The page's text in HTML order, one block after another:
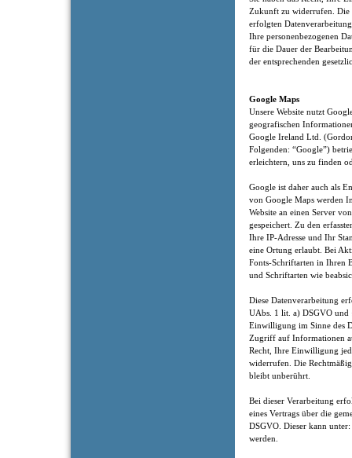
Zukunft zu widerrufen. Die
erfolgten
Ihre personenbezogenen
für die Dauer der
der entsprechenden
Google Maps
Unsere Website nutzt
geografischen
Google Ireland Ltd.
Folgenden: “Google”)
erleichtern, uns zu finden
Google ist daher auch als
von Google Maps werden
Website an einen Server
gespeichert. Zu den
Ihre IP-Adresse und Ihr
eine Ortung erlaubt. Bei
Fonts-Schriftarten in Ihren
und Schriftarten wie
Diese Datenverarbeitung
UAbs. 1 lit. a) DSGVO und
Einwilligung im Sinne des
Zugriff auf Informationen
Recht, Ihre Einwilligung
widerrufen. Die
bleibt unberührt.
Bei dieser Verarbeitung
eines Vertrags über die
DSGVO. Dieser kann unter:
werden.